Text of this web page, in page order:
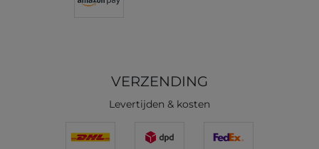
VERZENDING
Levertijden & kosten